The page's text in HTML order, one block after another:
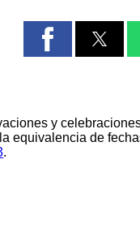
y
equivalencia de
.